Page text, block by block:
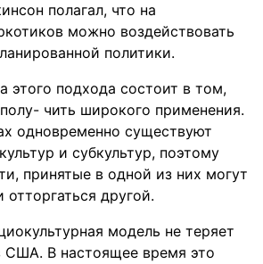
полагал, что на
можно воздействовать
политики.
этого подхода состоит в том,
чить широкого применения.
одновременно существуют
и субкультур, поэтому
принятые в одной из них могут
другой.
модель не теряет
США. В настоящее время это